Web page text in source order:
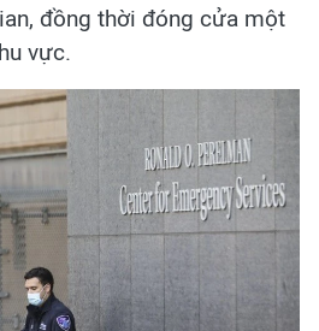
đồng thời đóng cửa một
vực.